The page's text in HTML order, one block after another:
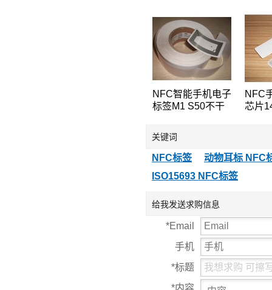
MF1S50芯片钱币
卡IC圆形卡
原装
卡
NFC智能手机电子
标签M1 S50不干
胶电子标签
86*54MM
NFC
芯片
关键词
NFC标签
动物耳标 NFC
ISO15693 NFC标签
给我发送求购信息
*Email
手机
*标题